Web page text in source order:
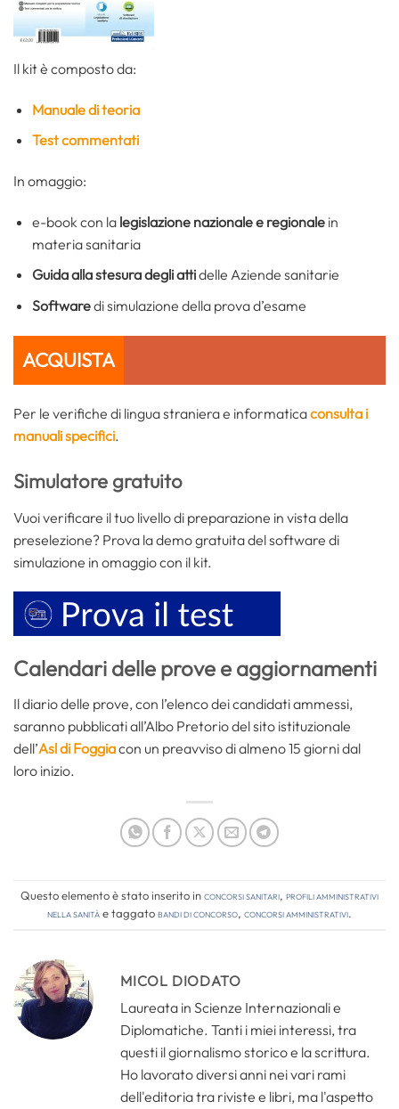
Il kit è composto da:
Manuale di teoria
Test commentati
In omaggio:
e-book con la legislazione nazionale e regionale in
materia sanitaria
Guida alla stesura degli attidelle Aziende sanitarie
Softwaredi simulazione della prova d’esame
ACQUISTA
Per le verifiche di lingua straniera e informaticaconsulta i
manuali specifici.
Simulatore gratuito
Vuoi verificare il tuo livello di preparazione in vista della
preselezione? Prova la demo gratuita del software di
simulazione in omaggio con il kit.
Calendari delle prove e aggiornamenti
Il diario delle prove, con l’elenco dei candidati ammessi,
saranno pubblicati all’Albo Pretorio del sito istituzionale
dell’Asl di Foggiacon un preavviso di almeno 15 giorni dal
loro inizio.
Questo elemento è stato inserito inConcorsi Sanitari, Profili amministrativi
nella sanitàe taggatobandi di concorso, concorsi amministrativi.
MICOL DIODATO
Laureata in Scienze Internazionali e
Diplomatiche. Tanti i miei interessi, tra
questi il giornalismo storico e la scrittura.
Ho lavorato diversi anni nei vari rami
dell'editoria tra riviste e libri, ma l'aspetto